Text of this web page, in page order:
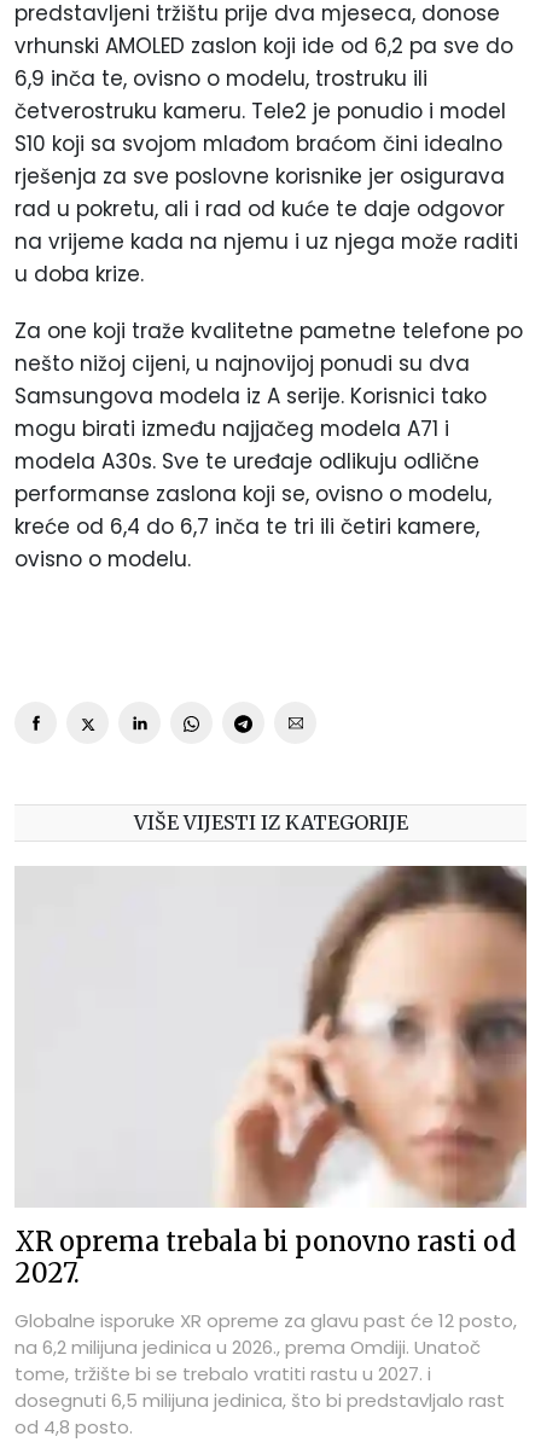
predstavljeni tržištu prije dva mjeseca, donose
vrhunski AMOLED zaslon koji ide od 6,2 pa sve do
6,9 inča te, ovisno o modelu, trostruku ili
četverostruku kameru. Tele2 je ponudio i model
S10 koji sa svojom mlađom braćom čini idealno
rješenja za sve poslovne korisnike jer osigurava
rad u pokretu, ali i rad od kuće te daje odgovor
na vrijeme kada na njemu i uz njega može raditi
u doba krize.
Za one koji traže kvalitetne pametne telefone po
nešto nižoj cijeni, u najnovijoj ponudi su dva
Samsungova modela iz A serije. Korisnici tako
mogu birati između najjačeg modela A71 i
modela A30s. Sve te uređaje odlikuju odlične
performanse zaslona koji se, ovisno o modelu,
kreće od 6,4 do 6,7 inča te tri ili četiri kamere,
ovisno o modelu.
VIŠE VIJESTI IZ KATEGORIJE
XR oprema trebala bi ponovno rasti od
2027.
Globalne isporuke XR opreme za glavu past će 12 posto,
na 6,2 milijuna jedinica u 2026., prema Omdiji. Unatoč
tome, tržište bi se trebalo vratiti rastu u 2027. i
dosegnuti 6,5 milijuna jedinica, što bi predstavljalo rast
od 4,8 posto.